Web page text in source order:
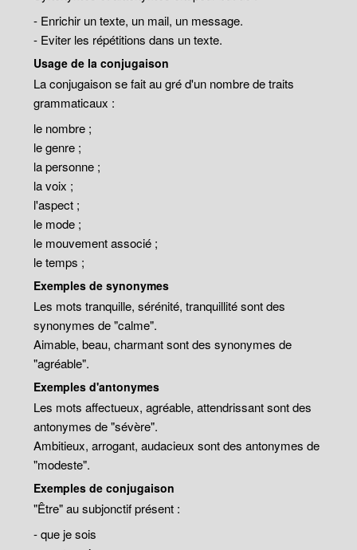
- Enrichir un texte, un mail, un message.
- Eviter les répétitions dans un texte.
Usage de la conjugaison
La conjugaison se fait au gré d'un nombre de traits
grammaticaux :
le nombre ;
le genre ;
la personne ;
la voix ;
l'aspect ;
le mode ;
le mouvement associé ;
le temps ;
Exemples de synonymes
Les mots tranquille, sérénité, tranquillité sont des
synonymes de "calme".
Aimable, beau, charmant sont des synonymes de
"agréable".
Exemples d'antonymes
Les mots affectueux, agréable, attendrissant sont des
antonymes de "sévère".
Ambitieux, arrogant, audacieux sont des antonymes de
"modeste".
Exemples de conjugaison
"Être" au subjonctif présent :
- que je sois